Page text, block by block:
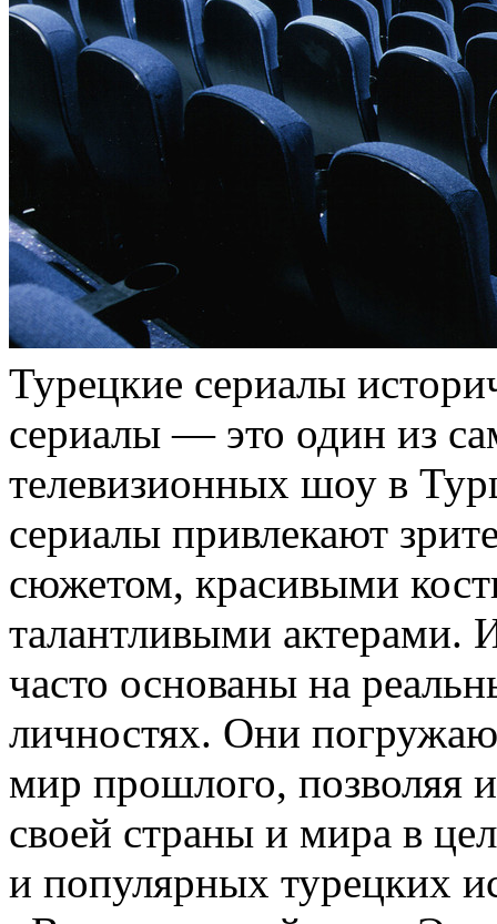
Турeцкиe сeриaлы
сериалы — это один из
телевизионных шоу в
сериалы привлекают
сюжетом, красивыми
талантливыми актерами.
часто основаны на
личностях. Они
мир прошлого, позволяя
своей страны и мира в
и популярных турецких